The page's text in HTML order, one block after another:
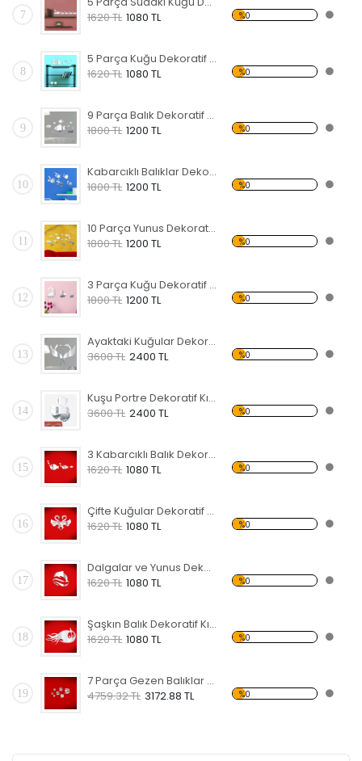
7
1620 TL 1080 TL %0
8
5 Parça Kuğu Dekoratif Kırılmaz Ayna
1620 TL 1080 TL %0
9
9 Parça Balık Dekoratif Kırılmaz Ayna
1800 TL 1200 TL %0
10
Kabarcıklı Balıklar Dekoratif Kırılmaz Ayna
1800 TL 1200 TL %0
11
10 Parça Yunus Dekoratif Kırılmaz Ayna
1800 TL 1200 TL %0
12
3 Parça Kuğu Dekoratif Kırılmaz Ayna
1800 TL 1200 TL %0
13
Ayaktaki Kuğular Dekoratif Kırılmaz Ayna
3600 TL 2400 TL %0
14
Kuşu Portre Dekoratif Kırılmaz Ayna
3600 TL 2400 TL %0
15
3 Kabarcıklı Balık Dekoratif Kırılmaz Ayna
1620 TL 1080 TL %0
16
Çifte Kuğular Dekoratif Kırılmaz Ayna
1620 TL 1080 TL %0
17
Dalgalar ve Yunus Dekoratif Kırılmaz Ayna
1620 TL 1080 TL %0
18
Şaşkın Balık Dekoratif Kırılmaz Ayna
1620 TL 1080 TL %0
19
7 Parça Gezen Balıklar Dekoratif Kırılmaz Ayna
4759.32 TL 3172.88 TL %0